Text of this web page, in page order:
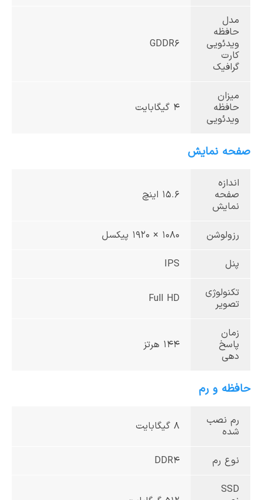
مدل
حافظه
ویدئویی
کارت
گرافیک
GDDR6
میزان
حافظه
ویدئویی
4 گیگابایت
صفحه نمایش
اندازه
صفحه
نمایش
15.6 اینچ
رزولوشن 1080 × 1920 پیکسل
پنل IPS
تکنولوژی
تصویر
Full HD
زمان
پاسخ
دهی
144 هرتز
حافظه و رم
رم نصب
شده
8 گیگابایت
نوع رم DDR4
SSD